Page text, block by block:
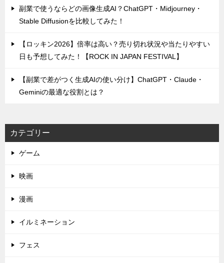
副業で使うならどの画像生成AI？ChatGPT・Midjourney・
Stable Diffusionを比較してみた！
【ロッキン2026】倍率は高い？売り切れ状況や当たりやすい
日も予想してみた！【ROCK IN JAPAN FESTIVAL】
【副業で差がつく生成AIの使い分け】ChatGPT・Claude・
Geminiの最適な役割とは？
カテゴリー
ゲーム
映画
漫画
イルミネーション
フェス